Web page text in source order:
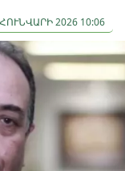
2026 10:06